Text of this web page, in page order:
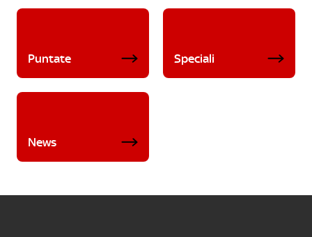
Puntate Speciali
News